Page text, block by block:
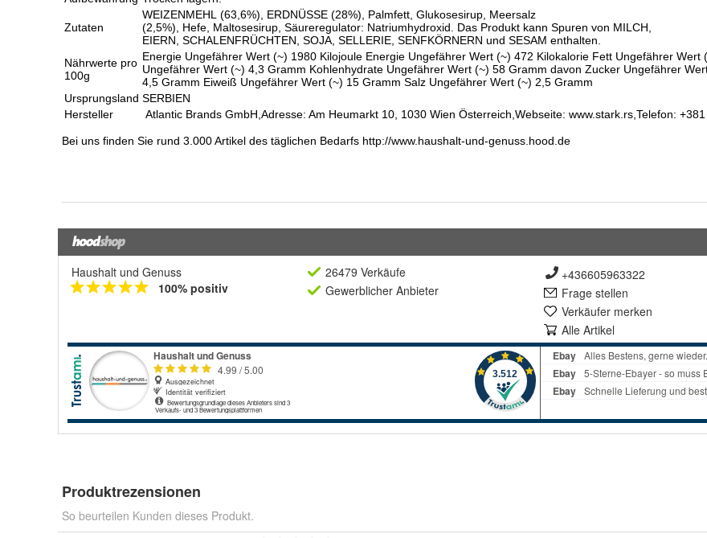
Haushalt und Genuss
100% positiv
26479 Verkäufe
Gewerblicher Anbieter
+436605963322
Frage stellen
Verkäufer merken
Alle Artikel
Produktrezensionen
So beurteilen Kunden dieses Produkt.